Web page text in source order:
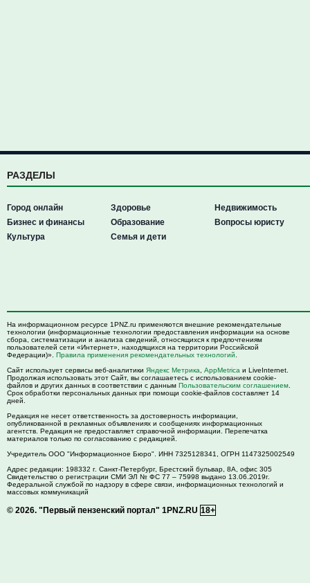
РАЗДЕЛЫ
Город онлайн
Бизнес и финансы
Культура
Здоровье
Образование
Семья и дети
Недвижимость
Вопросы юристу
На информационном ресурсе 1PNZ.ru применяются внешние рекомендательные
технологии (информационные технологии предоставления информации на основе
сбора, систематизации и анализа сведений, относящихся к предпочтениям
пользователей сети «Интернет», находящихся на территории Российской
Федерации)». Правила применения рекомендательных технологий
Сайт использует сервисы веб-аналитики Яндекс Метрика AppMetrica и LiveInternet.
Продолжая использовать этот Сайт, вы соглашаетесь с использованием cookie-
файлов и других данных в соответствии с данным Пользовательским соглашением
Срок обработки персональных данных при помощи cookie-файлов составляет 14
дней.
Редакция не несет ответственность за достоверность информации,
опубликованной в рекламных объявлениях и сообщениях информационных
агентств. Редакция не предоставляет справочной информации. Перепечатка
материалов только по согласованию с редакцией.
Учредитель ООО "Информационное Бюро". ИНН 7325128341, ОГРН 1147325002549
Адрес редакции: 198332 г. Санкт-Петербург, Брестский бульвар, 8А, офис 305
Свидетельство о регистрации СМИ ЭЛ № ФС 77 – 75998 выдано 13.06.2019г.
Федеральной службой по надзору в сфере связи, информационных технологий и
массовых коммуникаций
© 2026. "Первый пензенский портал" 1PNZ.RU 18+